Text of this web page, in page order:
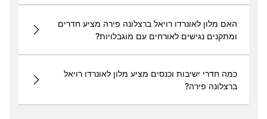
האם מלון לאונרדו רויאל ברצלונה פירה מציע חדרים
ומתקנים נגישים לאורחים עם מוגבלויות?
כמה חדרי ישיבות וכנסים מציע מלון לאונרדו רויאל
ברצלונה פירה?